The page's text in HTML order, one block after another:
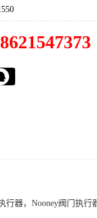
器，Nooney阀门执行